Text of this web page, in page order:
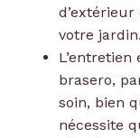
votre jardin.
brasero,
soin, bien
nécessite